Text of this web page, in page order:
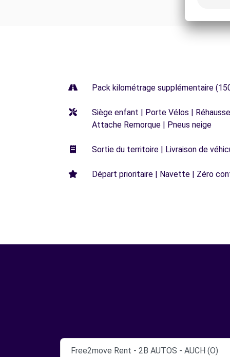
Pack kilométrage supplémentaire
Siège enfant | Porte Vélos |
Attache Remorque | Pneus neige
Sortie du territoire | Livraison de
Départ prioritaire | Navette | Zéro
Free2move Rent - 2B AUTOS - AUCH (O)